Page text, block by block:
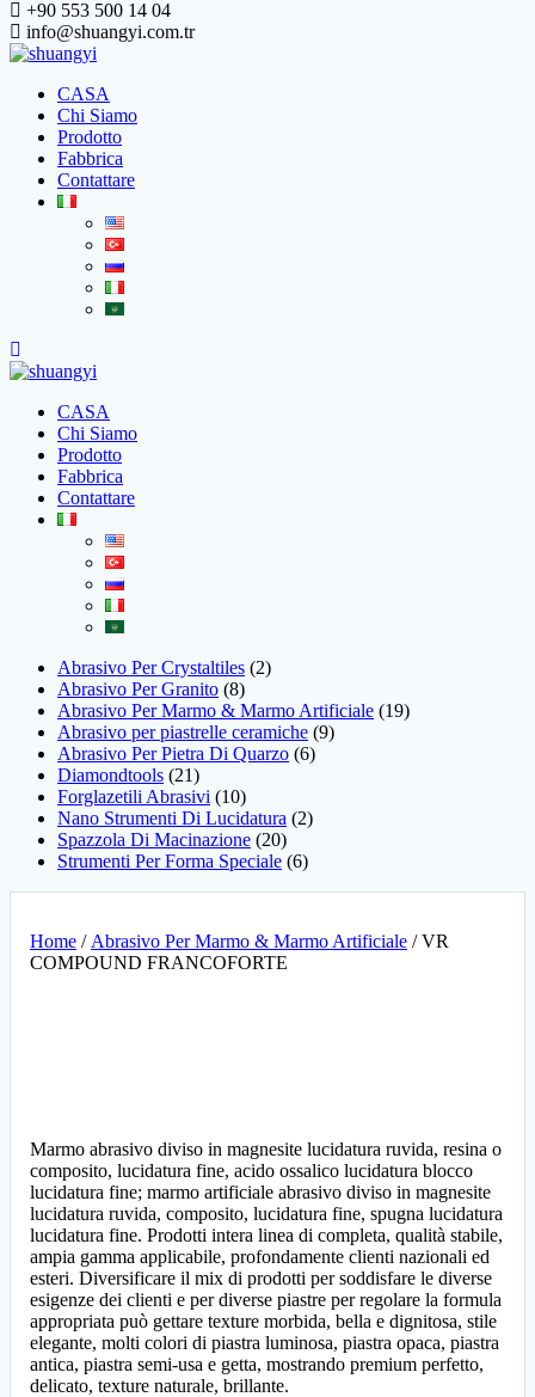
+90 553 500 14 04
info@shuangyi.com.tr
CASA
Chi Siamo
Prodotto
Fabbrica
Contattare
CASA
Chi Siamo
Prodotto
Fabbrica
Contattare
Abrasivo Per Crystaltiles 2
Abrasivo Per Granito 8
Abrasivo Per Marmo & Marmo Artificiale 19
Abrasivo per piastrelle ceramiche 9
Abrasivo Per Pietra Di Quarzo 6
Diamondtools 21
Forglazetili Abrasivi
10
Nano Strumenti Di Lucidatura
2
Spazzola Di Macinazione 20
Strumenti Per Forma Speciale 6
Home / Abrasivo Per Marmo & Marmo Artificiale / VR
COMPOUND FRANCOFORTE
Marmo abrasivo diviso in magnesite lucidatura ruvida, resina o
composito, lucidatura fine, acido ossalico lucidatura blocco
lucidatura fine; marmo artificiale abrasivo diviso in magnesite
lucidatura ruvida, composito, lucidatura fine, spugna lucidatura
lucidatura fine. Prodotti intera linea di completa, qualità stabile,
ampia gamma applicabile, profondamente clienti nazionali ed
esteri. Diversificare il mix di prodotti per soddisfare le diverse
esigenze dei clienti e per diverse piastre per regolare la formula
appropriata può gettare texture morbida, bella e dignitosa, stile
elegante, molti colori di piastra luminosa, piastra opaca, piastra
antica, piastra semi-usa e getta, mostrando premium perfetto,
delicato, texture naturale, brillante.